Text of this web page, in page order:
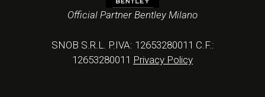
Official Partner Bentley Milano
SNOB S.R.L. P.IVA: 12653280011 C.F.:
12653280011 Privacy Policy